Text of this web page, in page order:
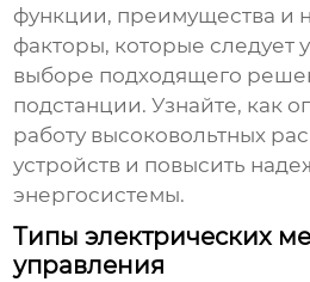
функции, преимущества и
факторы, которые следует
выборе подходящего
подстанции. Узнайте, как
работу высоковольтных
устройств и повысить
энергосистемы.
Типы электрических
управления